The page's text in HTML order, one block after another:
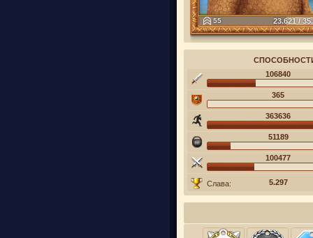
55 23.621 /
106840
365
363636
51189
100477
Слава: 5.297